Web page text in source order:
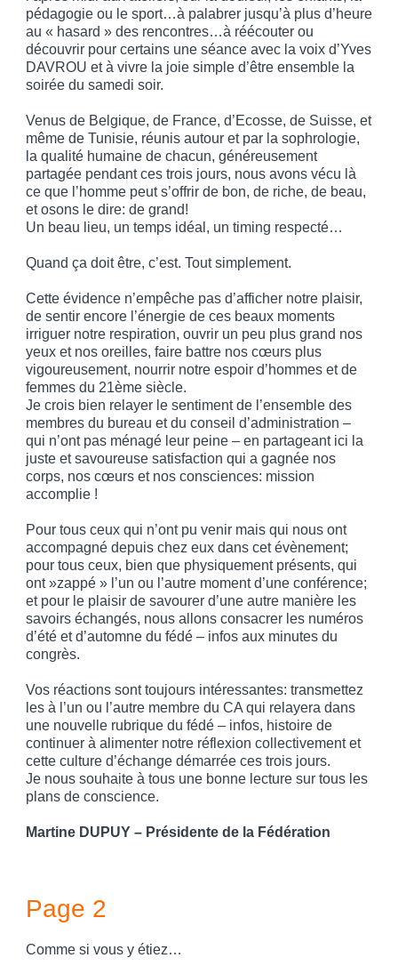
pédagogie ou le sport…à palabrer jusqu’à plus d’heure
au « hasard » des rencontres…à réécouter ou
découvrir pour certains une séance avec la voix d’Yves
DAVROU et à vivre la joie simple d’être ensemble la
soirée du samedi soir.
Venus de Belgique, de France, d’Ecosse, de Suisse, et
même de Tunisie, réunis autour et par la sophrologie,
la qualité humaine de chacun, généreusement
partagée pendant ces trois jours, nous avons vécu là
ce que l’homme peut s’offrir de bon, de riche, de beau,
et osons le dire: de grand!
Un beau lieu, un temps idéal, un timing respecté…
Quand ça doit être, c’est. Tout simplement.
Cette évidence n’empêche pas d’afficher notre plaisir,
de sentir encore l’énergie de ces beaux moments
irriguer notre respiration, ouvrir un peu plus grand nos
yeux et nos oreilles, faire battre nos cœurs plus
vigoureusement, nourrir notre espoir d’hommes et de
femmes du 21ème siècle.
Je crois bien relayer le sentiment de l’ensemble des
membres du bureau et du conseil d’administration –
qui n’ont pas ménagé leur peine – en partageant ici la
juste et savoureuse satisfaction qui a gagnée nos
corps, nos cœurs et nos consciences: mission
accomplie !
Pour tous ceux qui n’ont pu venir mais qui nous ont
accompagné depuis chez eux dans cet évènement;
pour tous ceux, bien que physiquement présents, qui
ont »zappé » l’un ou l’autre moment d’une conférence;
et pour le plaisir de savourer d’une autre manière les
savoirs échangés, nous allons consacrer les numéros
d’été et d’automne du fédé – infos aux minutes du
congrès.
Vos réactions sont toujours intéressantes: transmettez
les à l’un ou l’autre membre du CA qui relayera dans
une nouvelle rubrique du fédé – infos, histoire de
continuer à alimenter notre réflexion collectivement et
cette culture d’échange démarrée ces trois jours.
Je nous souhaite à tous une bonne lecture sur tous les
plans de conscience.
Martine DUPUY – Présidente de la Fédération
Page 2
Comme si vous y étiez…